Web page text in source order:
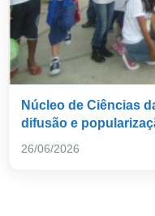
Núcleo de Ciências
difusão e
26/06/2026